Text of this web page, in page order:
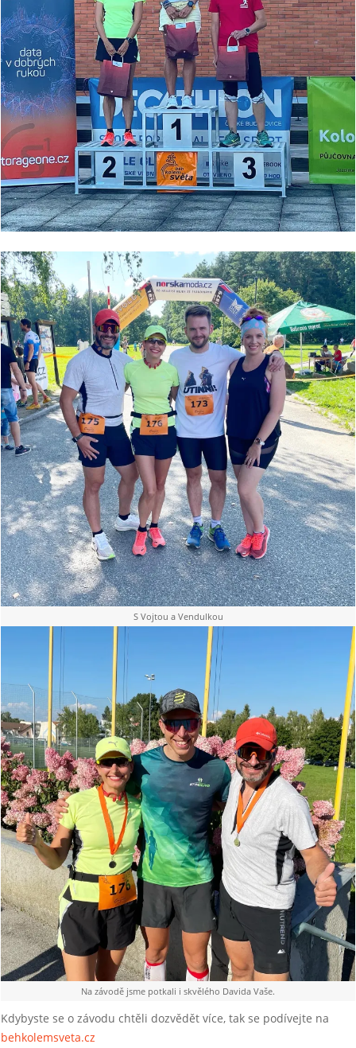
S Vojtou a Vendulkou
Na závodě jsme potkali i skvělého Davida Vaše.
Kdybyste se o závodu chtěli dozvědět více, tak se podívejte na
behkolemsveta.cz